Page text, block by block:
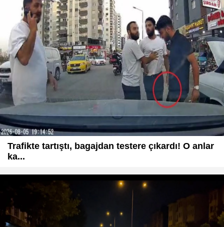
Trafikte tartıştı, bagajdan testere çıkardı! O anlar
ka...